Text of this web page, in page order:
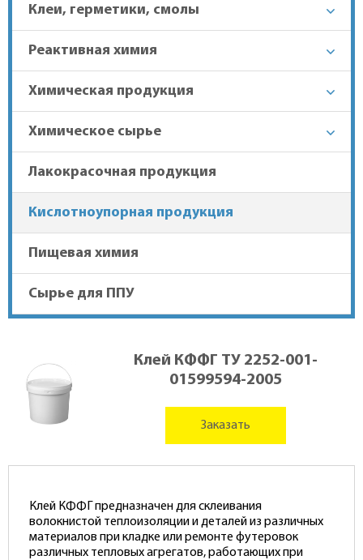
Гарантия лучшей цены
Доставка в регионы
+7 (863) 303-37-70
Клеи, герметики, смолы
Реактивная химия
Химическая продукция
Химическое сырье
Лакокрасочная продукция
Кислотноупорная продукция
Пищевая химия
Сырье для ППУ
Клей КФФГ ТУ 2252-001-
01599594-2005
Заказать
Клей КФФГ предназначен для склеивания
волокнистой теплоизоляции и деталей из различных
материалов при кладке или ремонте футеровок
различных тепловых агрегатов, работающих при